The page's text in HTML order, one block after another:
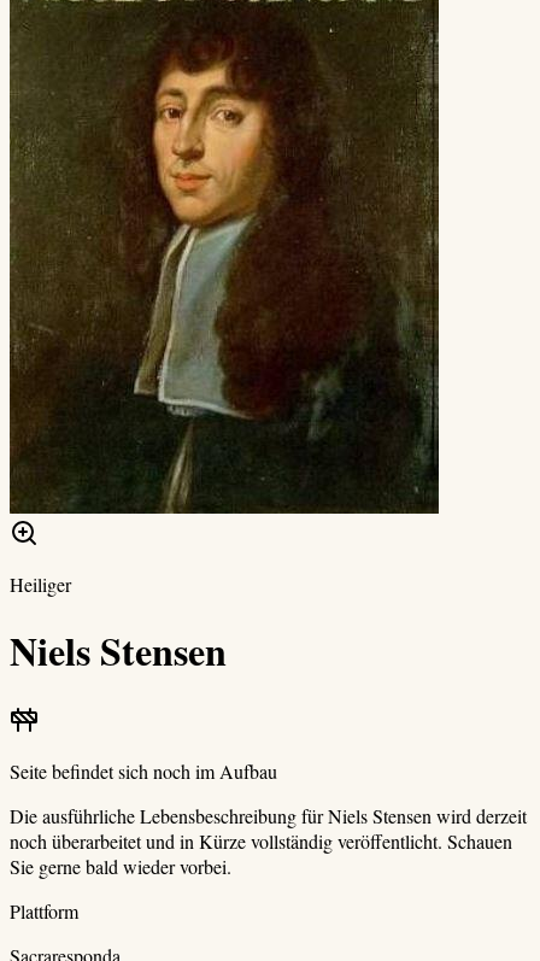
Heiliger
Niels Stensen
Seite befindet sich noch im Aufbau
Die ausführliche Lebensbeschreibung fürNiels Stensen wird derzeit
noch überarbeitet und in Kürze vollständig veröffentlicht. Schauen
Sie gerne bald wieder vorbei.
Plattform
Sacraresponda